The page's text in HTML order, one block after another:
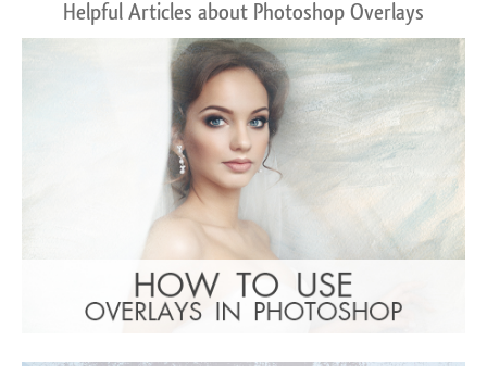
Helpful Articles about Photoshop Overlays